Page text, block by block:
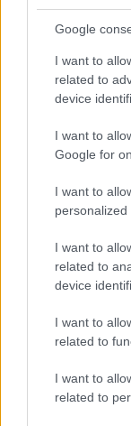
Google
I want to
related to
device
I want to
Google for
I want to
I want to
related to
device
I want to
related to
I want to
related to